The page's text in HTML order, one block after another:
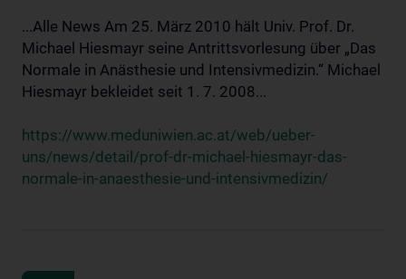
...Alle News Am 25. März 2010 hält Univ. Prof. Dr.
Michael Hiesmayr seine Antrittsvorlesung über „Das
Normale in Anästhesie und Intensivmedizin.“ Michael
Hiesmayr bekleidet seit 1. 7. 2008...
https://www.meduniwien.ac.at/web/ueber-
uns/news/detail/prof-dr-michael-hiesmayr-das-
normale-in-anaesthesie-und-intensivmedizin/